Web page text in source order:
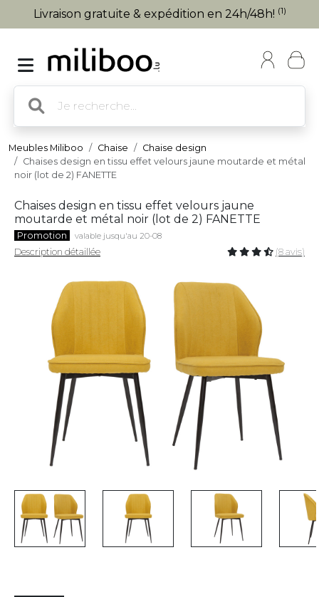
Livraison gratuite & expédition en 24h/48h! (1)
Meubles Miliboo Chaise
Chaise design
Chaises design en tissu effet velours jaune moutarde et métal
noir (lot de 2) FANETTE
Chaises design en tissu effet velours jaune
moutarde et métal noir (lot de 2) FANETTE
Promotion valable jusqu'au 20-08
Description détaillée (8 avis)